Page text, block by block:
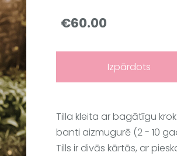
€60.00
Izpārdots
Tilla kleita ar bagātīgu
banti aizmugurē (2 - 10
Tills ir divās kārtās, ar